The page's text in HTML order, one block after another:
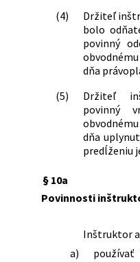
(4)
Držiteľ
bolo
povinný
dňa
(5)
Držiteľ
povinný
dňa
predĺženiu
§ 10a
Povinnosti
Inštruktor
a)